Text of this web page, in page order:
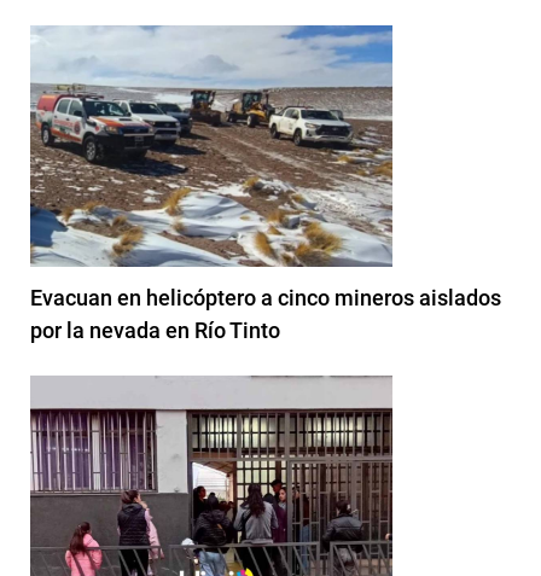
Evacuan en helicóptero a cinco mineros aislados
por la nevada en Río Tinto